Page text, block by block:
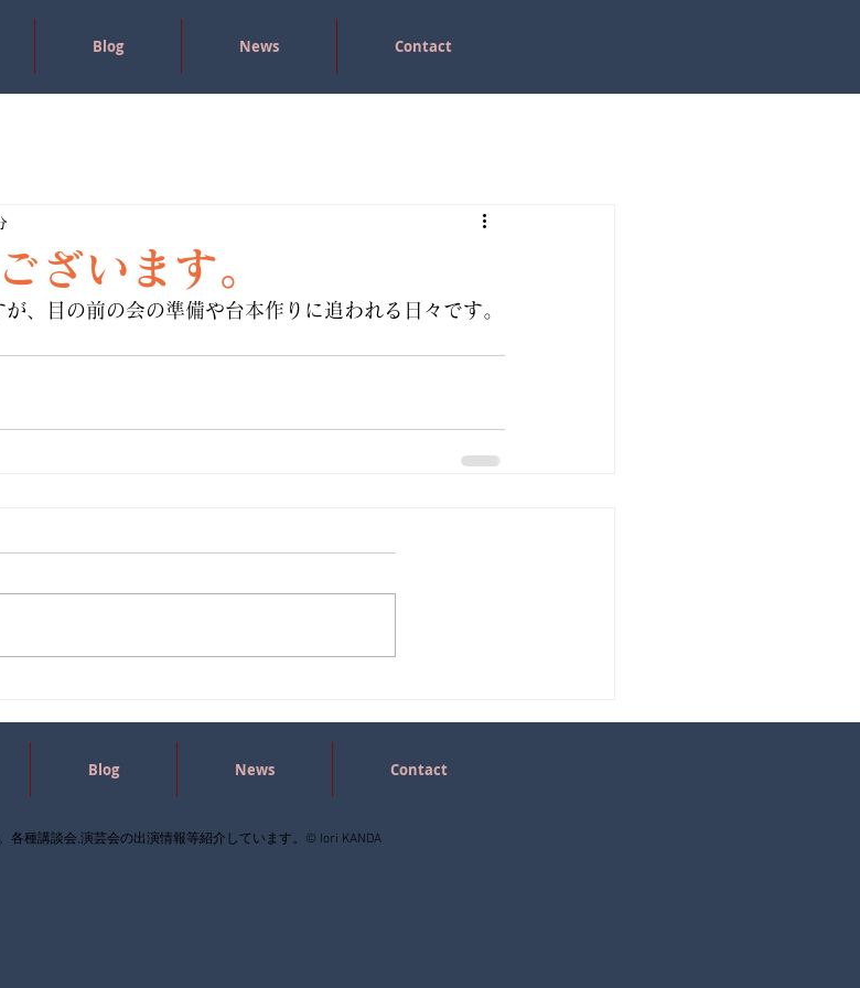
Blog News Contact
ざいます。
、目の前の会の準備や台本作りに追われる日々です。
Blog News Contact
各種講談会,演芸会の出演情報等紹介しています。 © Iori KANDA